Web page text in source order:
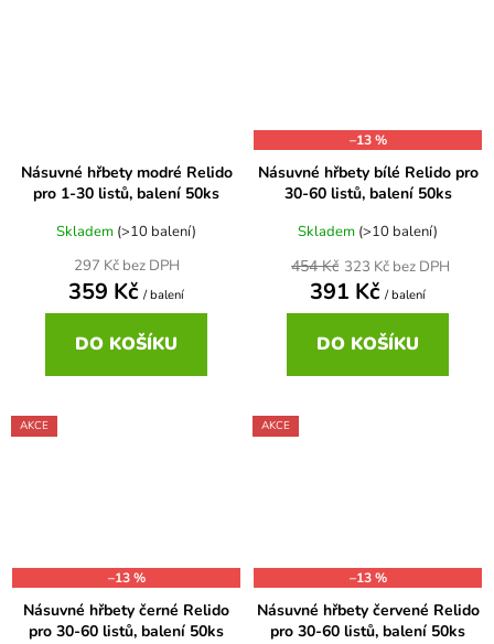
Násuvné hřbety modré Relido
pro 1-30 listů, balení 50ks
Skladem (>10 balení)
297 Kč bez DPH
359 Kč / balení
DO KOŠÍKU
–13 %
Násuvné hřbety bílé Relido pro
30-60 listů, balení 50ks
Skladem (>10 balení)
323 Kč bez DPH
391 Kč / balení
454 Kč
DO KOŠÍKU
AKCE
–13 %
Násuvné hřbety černé Relido
pro 30-60 listů, balení 50ks
AKCE
–13 %
Násuvné hřbety červené Relido
pro 30-60 listů, balení 50ks